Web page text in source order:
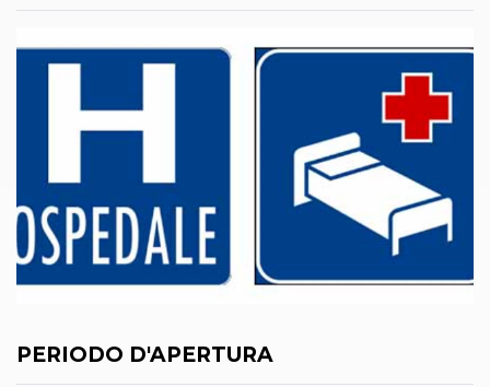
PERIODO D'APERTURA